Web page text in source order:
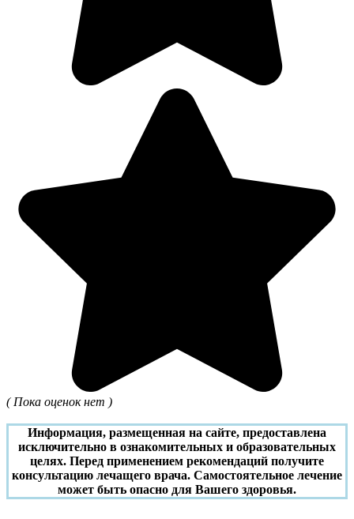
( Пока оценок нет )
Информация, размещенная на сайте, предоставлена
исключительно в ознакомительных и образовательных
целях. Перед применением рекомендаций получите
консультацию лечащего врача. Самостоятельное лечение
может быть опасно для Вашего здоровья.